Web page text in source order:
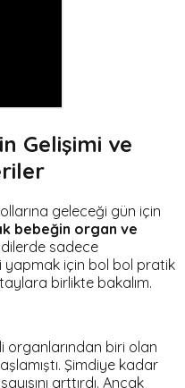
Gelişimi ve
geleceği gün için
bebeğin organ ve
sadece
yapmak için bol bol pratik
birlikte bakalım.
organlarından biri olan
Şimdiye kadar
arttırdı. Ancak